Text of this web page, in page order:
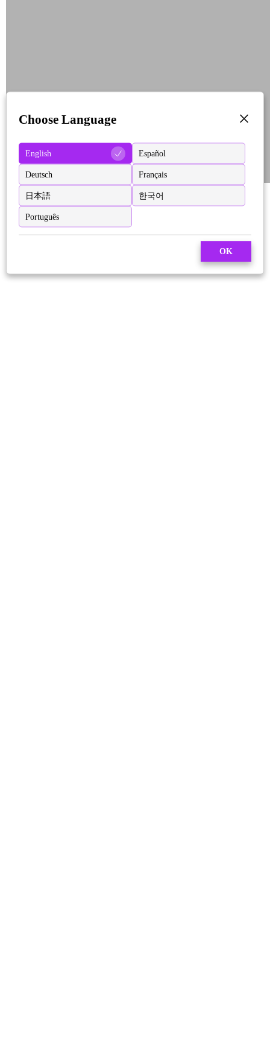
Choose Language
English Español
Deutsch Français
日本語 한국어
Português
OK